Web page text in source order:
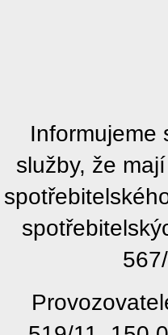
Informujeme
služby, že